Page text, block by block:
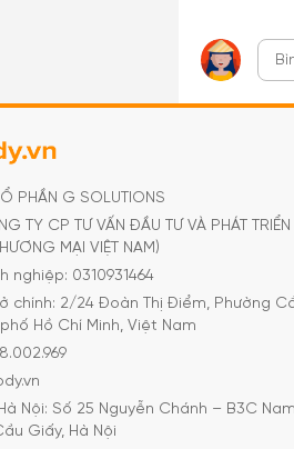
PHẦN G SOLUTIONS
TY CP TƯ VẤN ĐẦU TƯ VÀ PHÁT TRIỂN
MẠI VIỆT NAM)
nghiệp: 0310931464
chính: 2/24 Đoàn Thị Điểm, Phường
Hồ Chí Minh, Việt Nam
Nội: Số 25 Nguyễn Chánh – B3C Nam
Giấy, Hà Nội